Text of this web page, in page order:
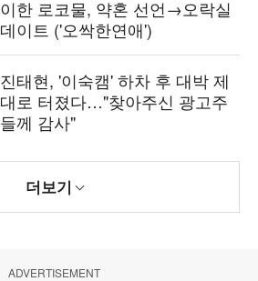
이한 로코물, 약혼 선언→오락실
데이트 ('오싹한연애')
진태현, '이숙캠' 하차 후 대박 제
대로 터졌다…"찾아주신 광고주
들께 감사"
더보기
ADVERTISEMENT